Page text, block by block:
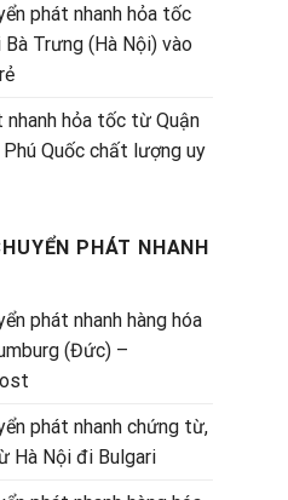
phát nhanh hỏa tốc
Trưng (Hà Nội) vào
nhanh hỏa tốc từ Quận
Quốc chất lượng uy
PHÁT NHANH
phát nhanh hàng hóa
(Đức) –
phát nhanh chứng từ,
Hà Nội đi Bulgari